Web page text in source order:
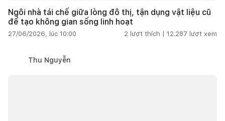
Ngôi nhà tái chế giữa lòng đô thị, tận dụng vật liệu cũ
để tạo không gian sống linh hoạt
27/06/2026, lúc 10:00 2 lượt thích | 12.287 lượt xem
Thu Nguyễn